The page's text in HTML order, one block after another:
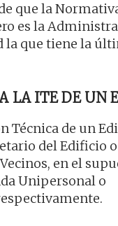
que la
es la
la que tiene la
LA ITE DE UN
Técnica de un
del Edificio
en el
Unipersonal o